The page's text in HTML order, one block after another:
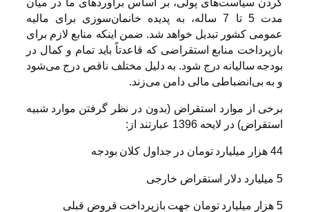
مدت 5 تا 7 ساله، به پدیده خانمان‌سوزی برای مالیه
عمومی کشور تبدیل خواهد شد. ضمن اینکه منابع لازم برای
بازپرداخت منابع استقراضی که قاعدتاً باید تمام و کمال در
بودجه سالیانه درج شود. به دلیل مختلف ناقص درج می‌شود
و به بی‌انضباطی مالی دامن می‌زند.
برخی از موارد استقراض (بدون در نظر گرفتن موارد شبیه
استقراض) در لایحه 1396 عبارتند از:
44 هزار میلیارد تومان در جداول کلان بودجه
5 میلیارد دلار استقراض خارجی
5 هزار میلیارد تومان جهت بازپرداخت قروض قبلی